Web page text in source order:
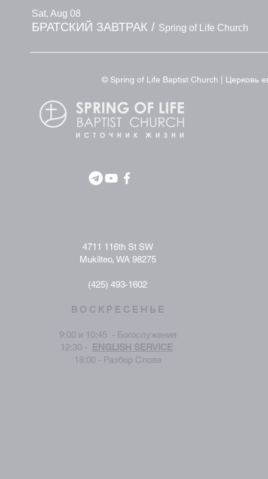
Sat, Aug 08
БРАТСКИЙ ЗАВТРАК / Spring of Life Church
© Spring of Life Baptist Church | Церковь
4711 116th St SW
Mukilteo, WA 98275
(425) 493-1602
В О С К Р Е С Е Н Ь Е
9:00 и 10:45 - Богослужения
12:30 -
ENGLISH SERVICE
18:00 - Разбор Слова